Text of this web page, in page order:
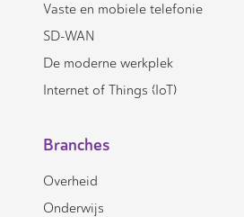
Vaste en mobiele telefonie
SD-WAN
De moderne werkplek
Internet of Things (IoT)
Branches
Overheid
Onderwijs